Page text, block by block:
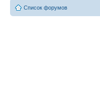
Список форумов